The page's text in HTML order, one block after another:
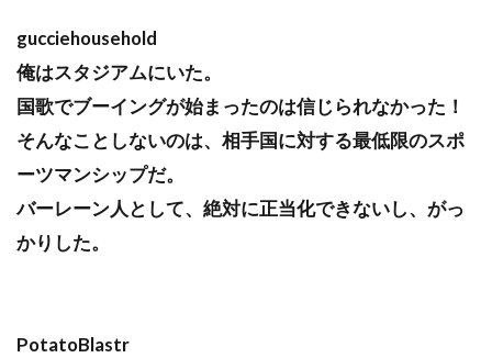
gucciehousehold
俺はスタジアムにいた。
国歌でブーイングが始まったのは信じられなかった！
そんなことしないのは、相手国に対する最低限のスポ
ーツマンシップだ。
バーレーン人として、絶対に正当化できないし、がっ
かりした。
PotatoBlastr